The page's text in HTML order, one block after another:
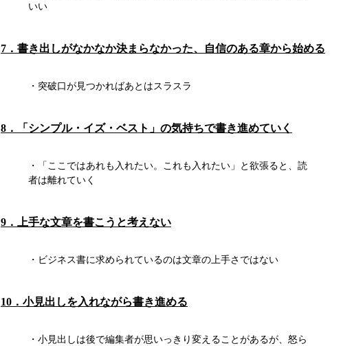
いい
7．書き出しがなかなか決まらなかった、自信のある章から始める
・突破口が見つかればあとはスラスラ
8．「シンプル・イズ・ベスト」の気持ちで書き進めていく
・「ここではあれも入れたい。これも入れたい」と欲張ると、読
者は離れていく
9．上手な文章を書こうと考えない
・ビジネス書に求められているのは文章の上手さではない
10．小見出しを入れながら書き進める
・小見出しは後で編集者が思いっきり変えることがあるが、怒ら